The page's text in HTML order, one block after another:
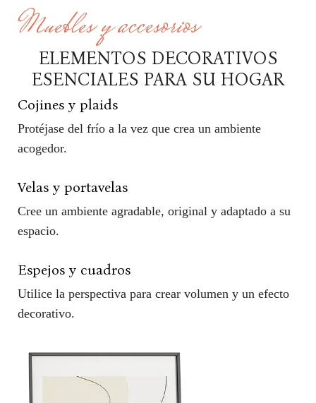
Muebles y accesorios
ELEMENTOS DECORATIVOS
ESENCIALES PARA SU HOGAR
Cojines y plaids
Protéjase del frío a la vez que crea un ambiente
acogedor.
Velas y portavelas
Cree un ambiente agradable, original y adaptado a su
espacio.
Espejos y cuadros
Utilice la perspectiva para crear volumen y un efecto
decorativo.